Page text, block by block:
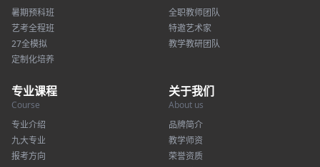
暑期预科班
艺考全程班
27全模拟
定制化培养
全职教师团队
特邀艺术家
教学教研团队
专业课程
Course
专业介绍
九大专业
报考方向
关于我们
About us
品牌简介
教学师资
荣誉资质